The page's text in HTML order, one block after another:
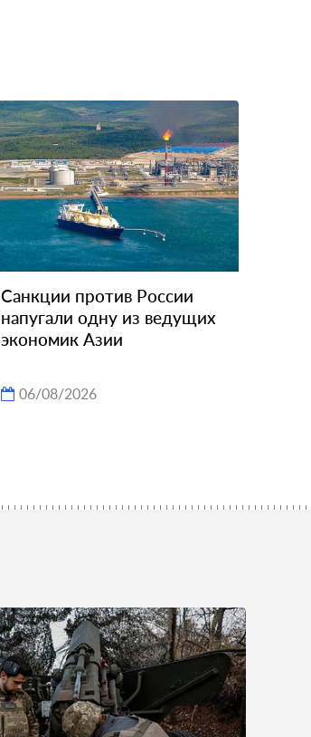
Санкции против России
напугали одну из ведущих
экономик Азии
06/08/2026